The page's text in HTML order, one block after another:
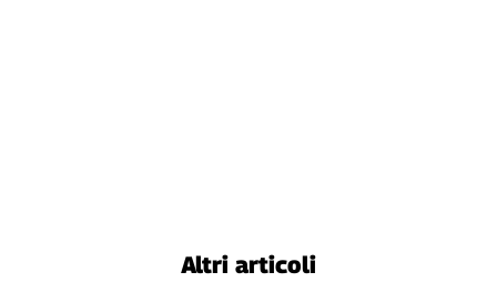
Altri articoli